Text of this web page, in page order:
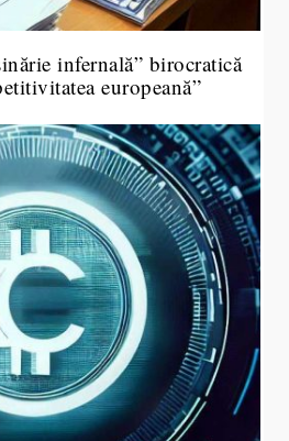
infernală” birocratică
europeană”